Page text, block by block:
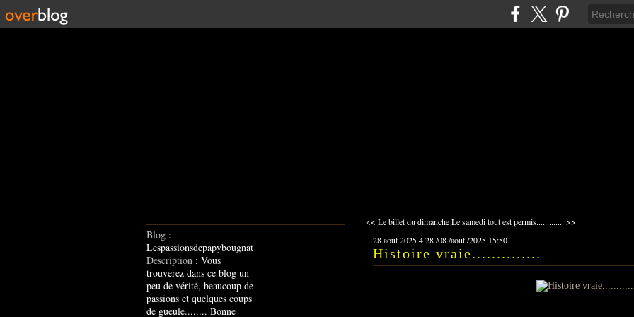
Blog :
Lespassionsdepapybougnat
Description : Vous
trouverez dans ce blog un
peu de vérité, beaucoup de
passions et quelques coups
de gueule........ Bonne
<< Le billet du dimancheLe samedi tout est permis............. >>
28 août 2025428/08/août/2025 15:50
Histoire vraie..............